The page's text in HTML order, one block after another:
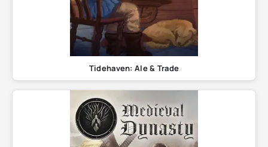
Tidehaven: Ale & Trade